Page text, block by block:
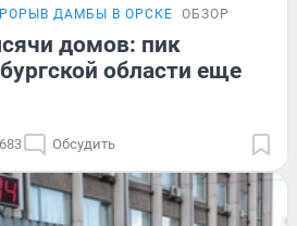
ДАМБЫ В ОРСКЕ ОБЗОР
домов: пик
области еще
683 Обсудить